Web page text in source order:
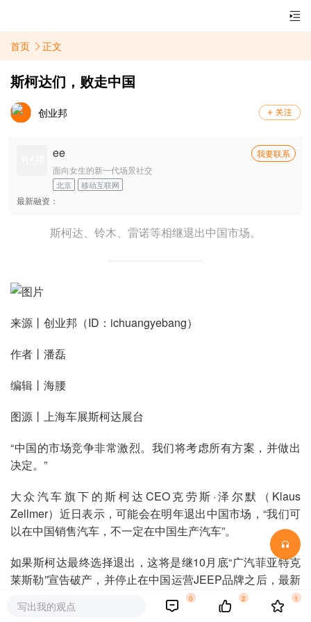
首页 正文
斯柯达们，败走中国
创业邦
ee
我要联系
面向女生的新一代场景社交
北京 移动互联网
最新融资：
斯柯达、铃木、雷诺等相继退出中国市场。
来源丨创业邦（ID：ichuangyebang）
作者丨潘磊
编辑丨海腰
图源丨上海车展斯柯达展台
“中国的市场竞争非常激烈。我们将考虑所有方案，并做出
决定。”
大众汽车旗下的斯柯达CEO克劳斯·泽尔默（Klaus
Zellmer）近日表示，可能会在明年退出中国市场，“我们可
以在中国销售汽车，不一定在中国生产汽车”。
如果斯柯达最终选择退出，这将是继10月底“广汽菲亚特克
莱斯勒”宣告破产，并停止在中国运营JEEP品牌之后，最新
写出我的观点
0 2 1